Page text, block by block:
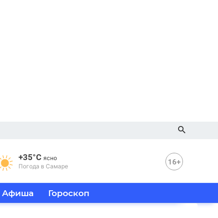
+35°C ясно
Погода в Самаре
16+
Афиша Гороскоп